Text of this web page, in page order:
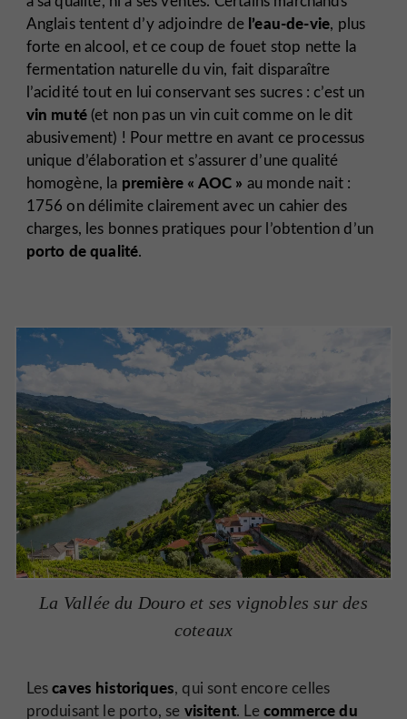
Anglais tentent d’y adjoindre del’eau-de-vie, plus
forte en alcool, et ce coup de fouet stop nette la
fermentation naturelle du vin, fait disparaître
l’acidité tout en lui conservant ses sucres : c’est un
vin muté (et non pas un vin cuit comme on le dit
abusivement) ! Pour mettre en avant ce processus
unique d’élaboration et s’assurer d’une qualité
homogène, la première « AOC » au monde nait :
1756 on délimite clairement avec un cahier des
charges, les bonnes pratiques pour l’obtention d’un
porto de qualité.
La Vallée du Douro et ses vignobles sur des
coteaux
Lescaves historiques, qui sont encore celles
produisant le porto, se visitent. Lecommerce du